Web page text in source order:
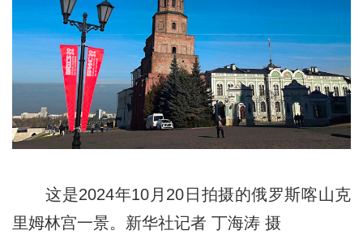
这是2024年10月20日拍摄的俄罗斯喀山克
里姆林宫一景。新华社记者 丁海涛 摄